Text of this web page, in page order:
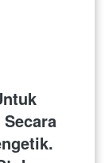
Secara